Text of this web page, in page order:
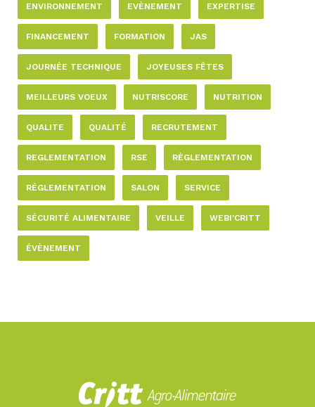
ENVIRONNEMENT EVÈNEMENT EXPERTISE
FINANCEMENT FORMATION JAS
JOURNÉE TECHNIQUE JOYEUSES FÊTES
MEILLEURS VOEUX NUTRISCORE NUTRITION
QUALITE QUALITÉ RECRUTEMENT
REGLEMENTATION RSE RÈGLEMENTATION
RÉGLEMENTATION SALON SERVICE
SÉCURITÉ ALIMENTAIRE VEILLE WEBI'CRITT
ÉVÈNEMENT